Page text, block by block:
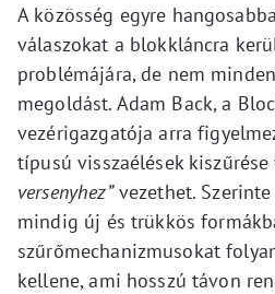
A közösség egyre
válaszokat a blokkláncra
problémájára, de nem
megoldást. Adam Back, a
vezérigazgatója arra
típusú visszaélések
versenyhez”vezethet.
mindig új és trükkös
szűrőmechanizmusokat
kellene, ami hosszú távon